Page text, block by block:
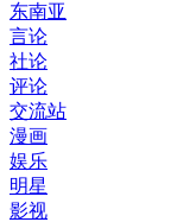
东南亚
言论
社论
评论
交流站
漫画
娱乐
明星
影视